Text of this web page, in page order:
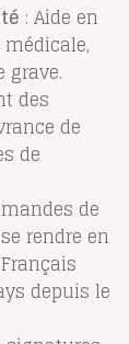
: Aide en
des
de
de
de
rendre en
depuis le